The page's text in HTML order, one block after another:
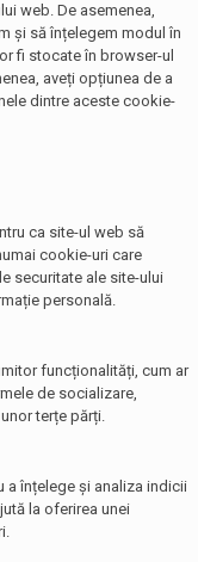
web. De asemenea,
și să înțelegem modul în
fi stocate în browser-ul
aveți opțiunea de a
dintre aceste cookie-
ca site-ul web să
cookie-uri care
securitate ale site-ului
personală.
funcționalități, cum ar
de socializare,
terțe părți.
a înțelege și analiza indicii
la oferirea unei